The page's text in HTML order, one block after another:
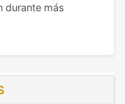
durante más